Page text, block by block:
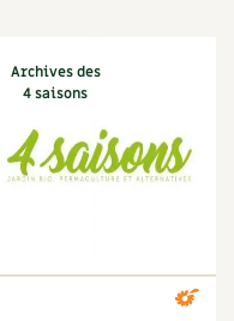
Archives des
4 saisons